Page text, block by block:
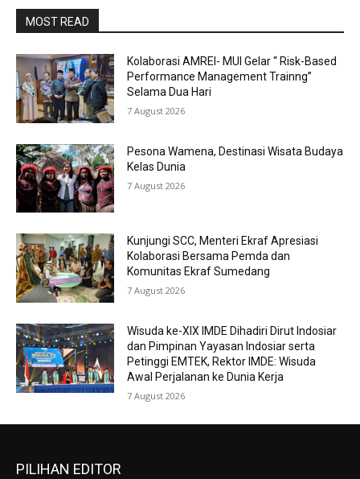
MOST READ
Kolaborasi AMREI- MUI Gelar “ Risk-Based
Performance Management Trainng”
Selama Dua Hari
7 August 2026
Pesona Wamena, Destinasi Wisata Budaya
Kelas Dunia
7 August 2026
Kunjungi SCC, Menteri Ekraf Apresiasi
Kolaborasi Bersama Pemda dan
Komunitas Ekraf Sumedang
7 August 2026
Wisuda ke-XIX IMDE Dihadiri Dirut Indosiar
dan Pimpinan Yayasan Indosiar serta
Petinggi EMTEK, Rektor IMDE: Wisuda
Awal Perjalanan ke Dunia Kerja
7 August 2026
PILIHAN EDITOR